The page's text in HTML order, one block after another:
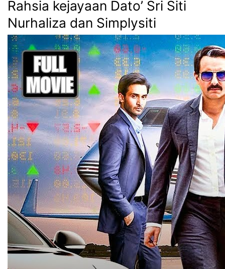
Rahsia kejayaan Dato’ Sri Siti
Nurhaliza dan Simplysiti